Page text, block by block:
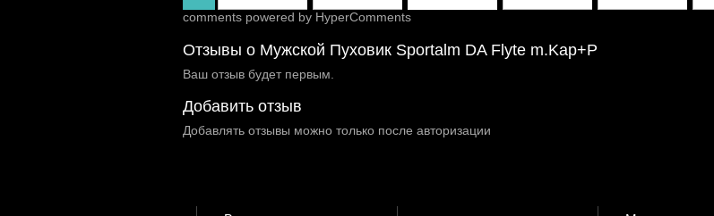
comments powered by HyperComments
Отзывы о Мужской Пуховик Sportalm DA Flyte m.Kap+P
Ваш отзыв будет первым.
Добавить отзыв
Добавлять отзывы можно только после авторизации